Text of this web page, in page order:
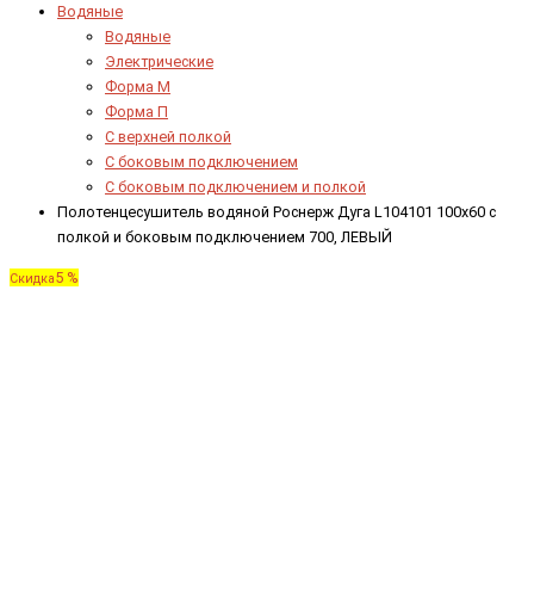
Водяные
Водяные
Электрические
Форма М
Форма П
C верхней полкой
C боковым подключением
C боковым подключением и полкой
Полотенцесушитель водяной Роснерж Дуга L104101 100x60 с
полкой и боковым подключением 700, ЛЕВЫЙ
Скидка5 %